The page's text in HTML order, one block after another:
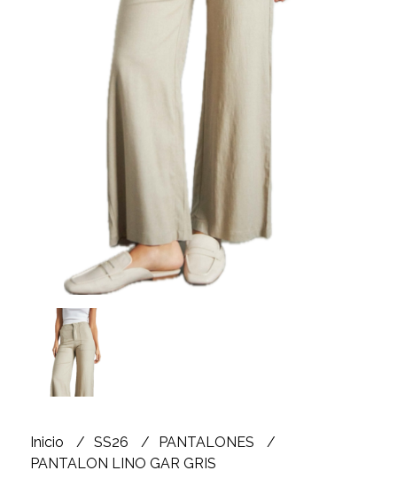
Inicio SS26
PANTALONES
PANTALON LINO GAR GRIS